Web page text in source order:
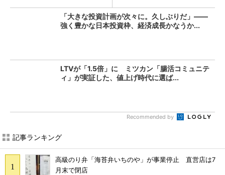
「大きな投資計画が次々に。久しぶりだ」――
強く豊かな日本投資枠、経済成長かなうか...
LTVが「1.5倍」に ミツカン「腸活コミュニテ
ィ」が実証した、値上げ時代に選ば...
Recommended by
記事ランキング
高級のり弁「海苔弁いちのや」が事業停止 直営店は7
月末で閉店